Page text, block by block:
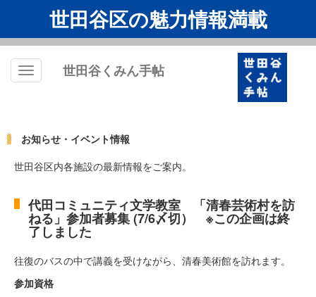
世田谷区の魅力情報満載
Toggle
世田谷くみん手帖
お知らせ・イベント情報
世田谷区内各施設の最新情報をご案内。
代田コミュニティ文学教室 「清春芸術村を訪
ねる」参加者募集 (7/6〆切） ※この企画は終
了しました
往復のバスの中で講義を受けながら、清春美術館を訪れます。
参加資格